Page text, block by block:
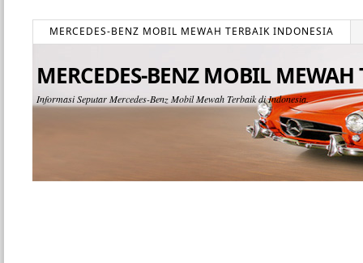
MERCEDES-BENZ MOBIL MEWAH TERBAIK INDONESIA
MERCEDES-BENZ MOBIL
Informasi Seputar Mercedes-Benz Mobil Mewah Terbaik di Indonesia.